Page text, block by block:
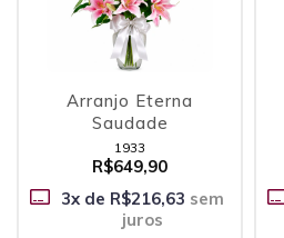
Arranjo Eterna
Saudade
1933
R$649,90
3x de R$216,63 sem
juros